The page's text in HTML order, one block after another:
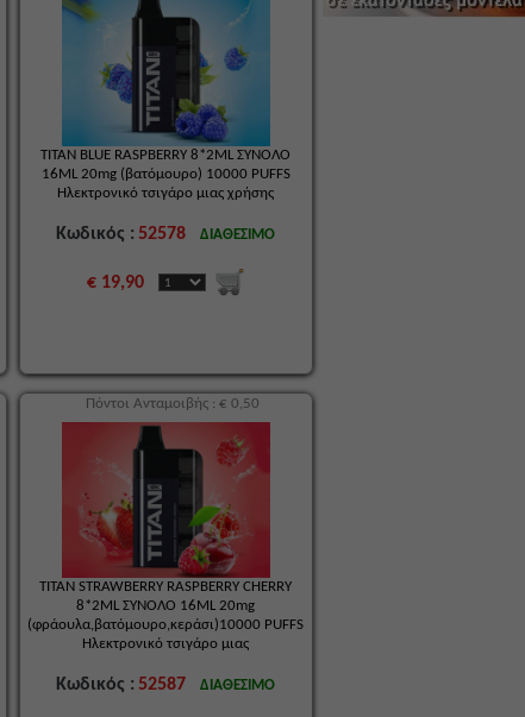
TITAN BLUE RASPBERRY 8*2ML ΣΥΝΟΛΟ
16ML 20mg (βατόμουρο) 10000 PUFFS
Ηλεκτρονικό τσιγάρο μιας χρήσης
Κωδικός : 52578 ΔΙΑΘΕΣΙΜΟ
€ 19,90
TITAN STRAWBERRY RASPBERRY CHERRY
8*2ML ΣΥΝΟΛΟ 16ML 20mg
(φράουλα,βατόμουρο,κεράσι)10000 PUFFS
Ηλεκτρονικό τσιγάρο μιας
Κωδικός : 52587 ΔΙΑΘΕΣΙΜΟ
Πόντοι Ανταμοιβής : € 0,50